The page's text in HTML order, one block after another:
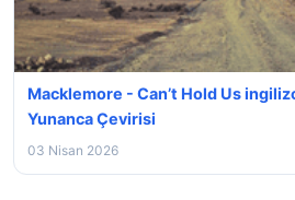
Macklemore - Can’t Hold Us
Yunanca Çevirisi
03 Nisan 2026